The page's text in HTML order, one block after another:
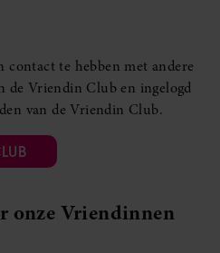
contact te hebben met andere
de Vriendin Club en ingelogd
van de Vriendin Club.
onze Vriendinnen